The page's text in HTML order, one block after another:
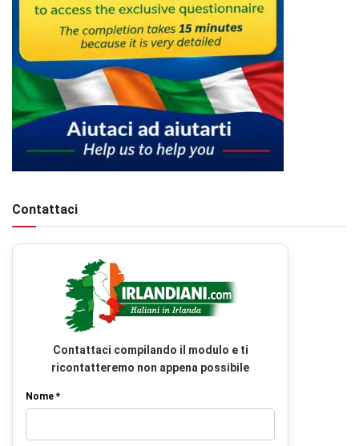
Contattaci
Contattaci compilando il modulo e ti
ricontatteremo non appena possibile
Nome *